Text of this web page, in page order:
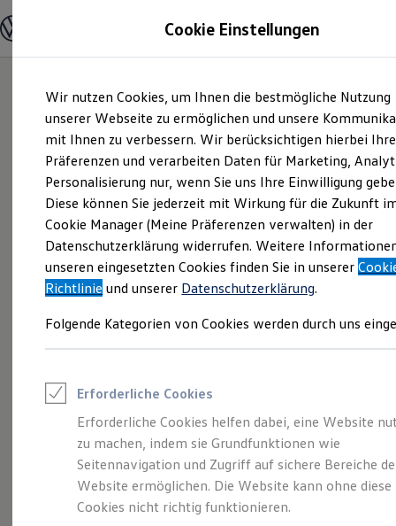
Hauptinhalt
springen
Footer
springen
Modelle und Konfigurator
Modelle vergleichen
Elektroautos
ENERGY Sondermodelle
Nutzfahrzeuge
SUV und CUV
Familienautos
Kombis
Kompaktwagen
Sportwagen
Schnell verfügbare Fahrzeuge
Angebote und Produkte
Aktuelle Angebote
E-Auto-Förderung
Volkswagen Marktplatz
Junge Gebrauchtwagen und Gebrauchtwagen
Saisonangebote
Leasing
Leasing-Angebote
Gebrauchtwagen Leasing
Junge Gebrauchtwagen-Leasing
Elektroauto Leasing
Kleinwagen-Leasing
Leasing ohne Anzahlung
Sportlich, edel,
elegant:der Touareg
Cookie Einstellungen
Wir nutzen Cookies, um Ihnen die bestmögliche Nutzung
unserer Webseite zu ermöglichen und unsere
mit Ihnen zu verbessern. Wir berücksichtigen hierbei Ihre
Präferenzen und verarbeiten Daten für Marketing,
Personalisierung nur, wenn Sie uns Ihre Einwilligung
Diese können Sie jederzeit mit Wirkung für die Zukunft
Cookie Manager (Meine Präferenzen verwalten) in der
Datenschutzerklärung widerrufen. Weitere
unseren eingesetzten Cookies finden Sie in unserer
Richtlinie und unserer Datenschutzerklärung.
Folgende Kategorien von Cookies werden durch uns
Erforderliche Cookies
Erforderliche Cookies helfen dabei, eine Website
zu machen, indem sie Grundfunktionen wie
Seitennavigation und Zugriff auf sichere Bereiche
Website ermöglichen. Die Website kann ohne diese
Cookies nicht richtig funktionieren.